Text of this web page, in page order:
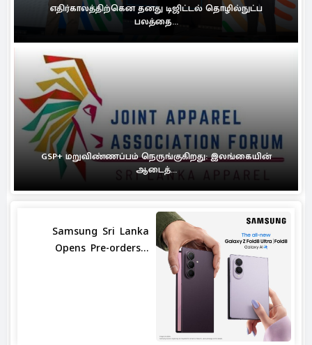
எதிர்காலத்திற்கென தனது டிஜிட்டல் தொழில்நுட்ப
பலத்தை...
GSP+ மறுவிண்ணப்பம் நெருங்குகிறது: இலங்கையின்
ஆடைத்...
Samsung Sri Lanka
Opens Pre-orders...